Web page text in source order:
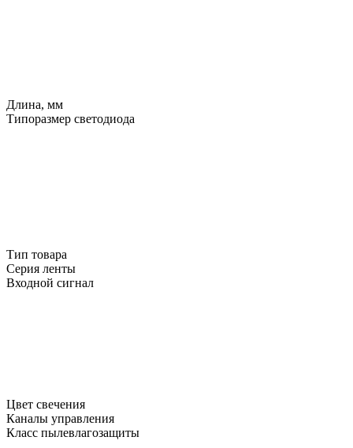
Длина, мм
Типоразмер светодиода
Тип товара
Серия ленты
Входной сигнал
Цвет свечения
Каналы управления
Класс пылевлагозащиты